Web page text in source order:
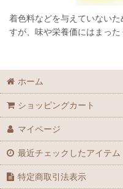
着色料などを与えていない
すが、味や栄養価にはまった
ホーム
ショッピングカート
マイページ
最近チェックしたアイテム
特定商取引法表示